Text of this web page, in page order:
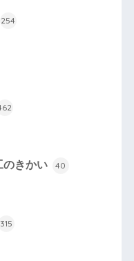
254
のきかい 40
315